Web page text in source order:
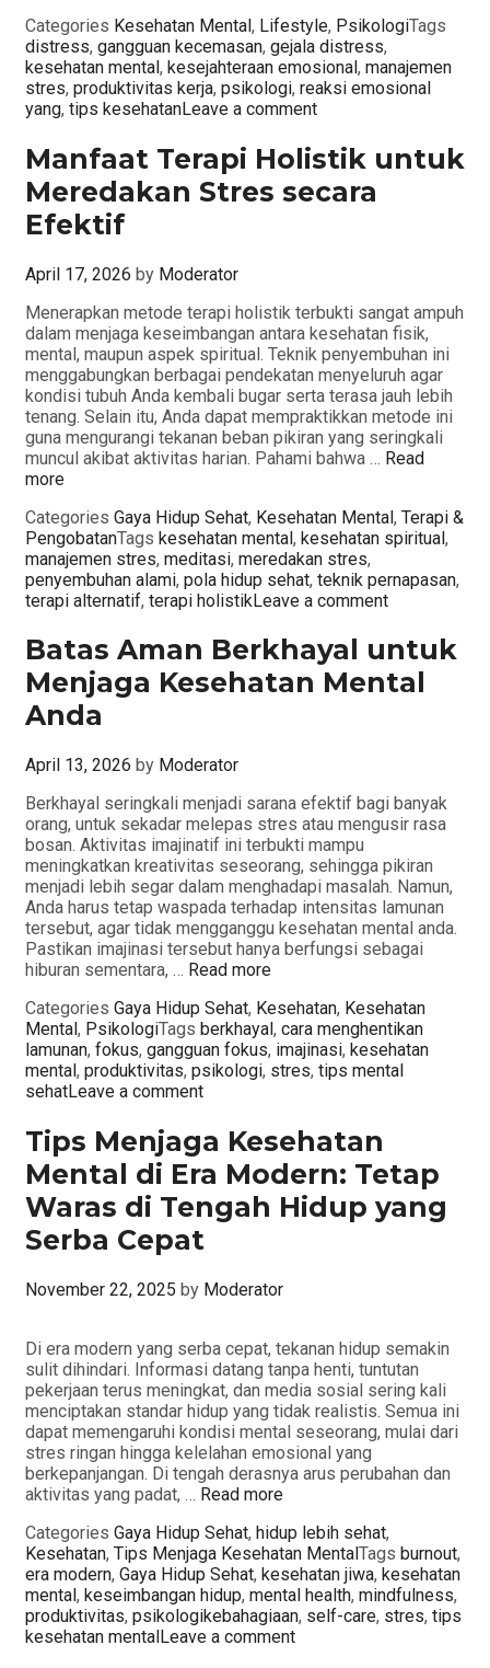
Categories Kesehatan Mental, Lifestyle, PsikologiTags
distress, gangguan kecemasan, gejala distress,
kesehatan mental, kesejahteraan emosional, manajemen
stres, produktivitas kerja, psikologi, reaksi emosional
yang, tips kesehatanLeave a comment
Manfaat Terapi Holistik untuk
Meredakan Stres secara
Efektif
April 17, 2026 by Moderator
Menerapkan metode terapi holistik terbukti sangat ampuh
dalam menjaga keseimbangan antara kesehatan fisik,
mental, maupun aspek spiritual. Teknik penyembuhan ini
menggabungkan berbagai pendekatan menyeluruh agar
kondisi tubuh Anda kembali bugar serta terasa jauh lebih
tenang. Selain itu, Anda dapat mempraktikkan metode ini
guna mengurangi tekanan beban pikiran yang seringkali
muncul akibat aktivitas harian. Pahami bahwa … Read
more
Categories Gaya Hidup Sehat, Kesehatan Mental, Terapi &
PengobatanTags kesehatan mental, kesehatan spiritual,
manajemen stres, meditasi, meredakan stres,
penyembuhan alami, pola hidup sehat, teknik pernapasan,
terapi alternatif, terapi holistikLeave a comment
Batas Aman Berkhayal untuk
Menjaga Kesehatan Mental
Anda
April 13, 2026 by Moderator
Berkhayal seringkali menjadi sarana efektif bagi banyak
orang, untuk sekadar melepas stres atau mengusir rasa
bosan. Aktivitas imajinatif ini terbukti mampu
meningkatkan kreativitas seseorang, sehingga pikiran
menjadi lebih segar dalam menghadapi masalah. Namun,
Anda harus tetap waspada terhadap intensitas lamunan
tersebut, agar tidak mengganggu kesehatan mental anda.
Pastikan imajinasi tersebut hanya berfungsi sebagai
hiburan sementara, … Read more
Categories Gaya Hidup Sehat, Kesehatan, Kesehatan
Mental, PsikologiTags berkhayal, cara menghentikan
lamunan, fokus, gangguan fokus, imajinasi, kesehatan
mental, produktivitas, psikologi, stres, tips mental
sehatLeave a comment
Tips Menjaga Kesehatan
Mental di Era Modern: Tetap
Waras di Tengah Hidup yang
Serba Cepat
November 22, 2025 by Moderator
Di era modern yang serba cepat, tekanan hidup semakin
sulit dihindari. Informasi datang tanpa henti, tuntutan
pekerjaan terus meningkat, dan media sosial sering kali
menciptakan standar hidup yang tidak realistis. Semua ini
dapat memengaruhi kondisi mental seseorang, mulai dari
stres ringan hingga kelelahan emosional yang
berkepanjangan. Di tengah derasnya arus perubahan dan
aktivitas yang padat, … Read more
Categories Gaya Hidup Sehat, hidup lebih sehat,
Kesehatan, Tips Menjaga Kesehatan MentalTags burnout,
era modern, Gaya Hidup Sehat, kesehatan jiwa, kesehatan
mental, keseimbangan hidup, mental health, mindfulness,
produktivitas, psikologikebahagiaan, self-care, stres, tips
kesehatan mentalLeave a comment